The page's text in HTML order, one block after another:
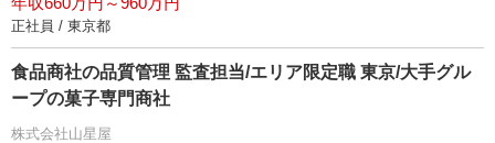
正社員 / 東京都
食品商社の品質管理 監査担当/エリア限定職 東京/大手グル
ープの菓子専門商社
株式会社山星屋